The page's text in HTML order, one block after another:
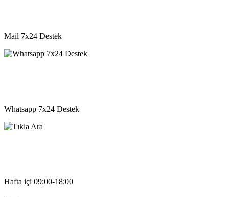
Mail 7x24 Destek
Whatsapp 7x24 Destek
Hafta içi 09:00-18:00